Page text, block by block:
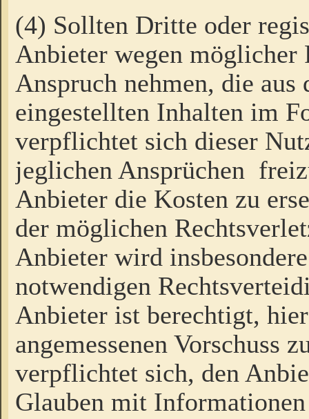
(4) Sollten Dritte oder
Anbieter wegen möglicher
Anspruch nehmen, die
eingestellten Inhalten im
verpflichtet sich dieser
jeglichen Ansprüchen
Anbieter die Kosten zu
der möglichen
Anbieter wird
notwendigen
Anbieter ist berechtigt,
angemessenen Vorschuss
verpflichtet sich, den
Glauben mit